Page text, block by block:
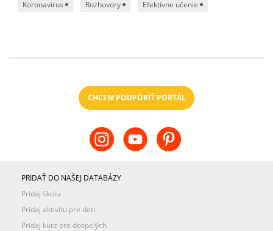
Koronavírus Rozhovory Efektívne učenie
CHCEM PODPORIŤ PORTÁL
PRIDAŤ DO NAŠEJ DATABÁZY
Pridaj školu
Pridaj aktivitu pre deti
Pridaj kurz pre dospelých